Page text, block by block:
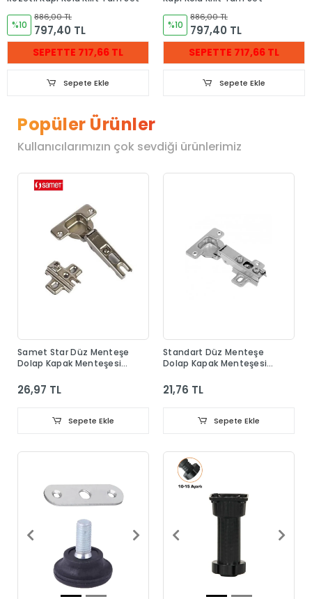
%10
886,00 TL
797,40 TL
SEPETTE 717,66 TL
Sepete Ekle
%10
886,00 TL
797,40 TL
SEPETTE 717,66 TL
Sepete Ekle
Popüler Ürünler
Kullanıcılarımızın çok sevdiği ürünlerimiz
Samet Star Düz Menteşe
Dolap Kapak Menteşesi
26,97 TL
Sepete Ekle
Standart Düz Menteşe
Dolap Kapak Menteşesi
21,76 TL
Sepete Ekle